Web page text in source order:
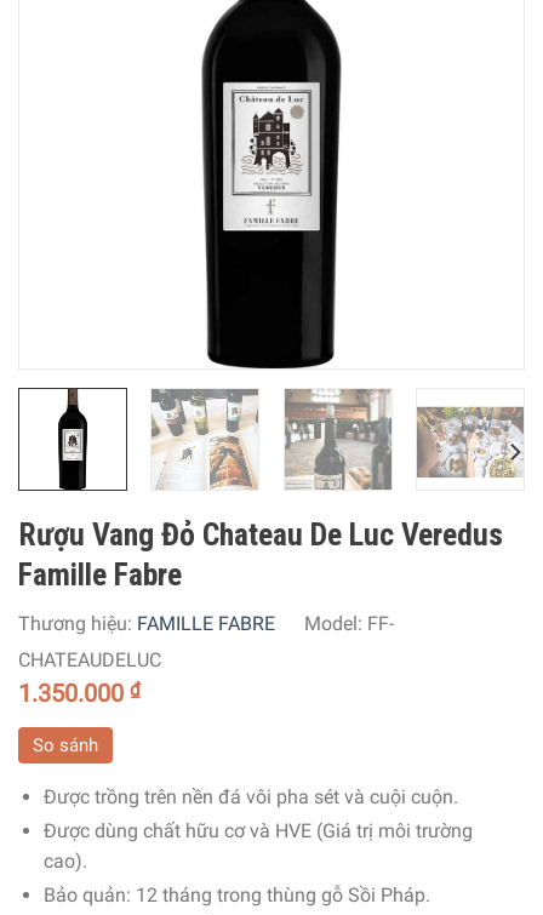
Rượu Vang Đỏ Chateau De Luc Veredus
Famille Fabre
Thương hiệu: FAMILLE FABRE Model: FF-
CHATEAUDELUC
1.350.000 ₫
So sánh
Được trồng trên nền đá vôi pha sét và cuội cuộn.
Được dùng chất hữu cơ và HVE (Giá trị môi trường
cao).
Bảo quản: 12 tháng trong thùng gỗ Sồi Pháp.